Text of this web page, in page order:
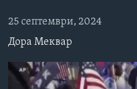
навигација
Пребарувај
ПОЛИТИКА
НАУКА
ВЕСТИ ОД САД ВО
ИЗБОРИ ВО САД 2020 -
Learning English
НАКУСО...
25 септември, 2024
Дора Меквар